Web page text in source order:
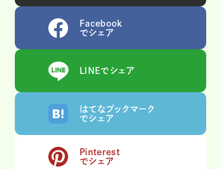
Facebook
でシェア
LINEでシェア
はてなブックマーク
でシェア
Pinterest
でシェア